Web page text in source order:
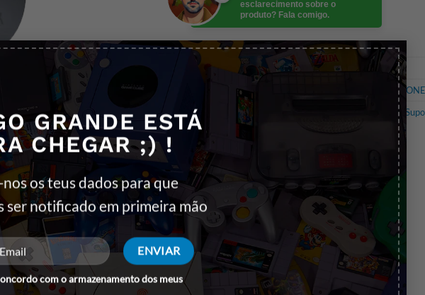
GRANDE ESTÁ
CHEGAR ;) !
os teus dados para que
ser notificado em primeira mão
com o armazenamento dos meus
×
esclarecimento sobre o
produto? Fala comigo.
5903108450393
,
SUPORTES P/SMARTPHONE
Etiquetas:
Acessórios Acessórios para smartphone